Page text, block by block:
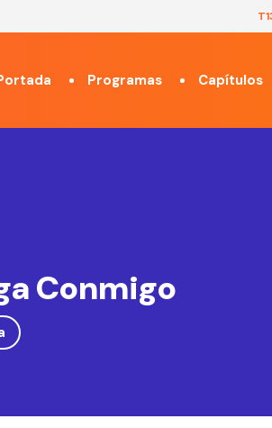
Programas Capítulos
Conmigo